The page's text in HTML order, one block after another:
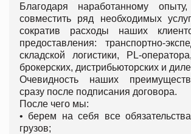
Благодаря наработанному
совместить ряд необходимых
сократив расходы наших
предоставления: транспортно-
складской логистики, PL-
брокерских, дистрибьюторских и
Очевидность наших
сразу после подписания договора.
После чего мы:
• берем на себя все
грузов;